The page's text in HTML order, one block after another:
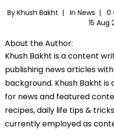
By Khush Bakht | In News | 0
15 Aug
About the Author:
Khush Bakht is a content
publishing news articles
background. Khush Bakht
for news and featured
recipes, daily life tips &
currently employed as